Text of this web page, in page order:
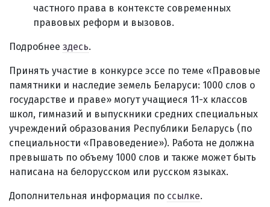
частного права в контексте современных
правовых реформ и вызовов.
Подробнее здесь.
Принять участие в конкурсе эссе по теме «Правовые
памятники и наследие земель Беларуси: 1000 слов о
государстве и праве» могут учащиеся 11-х классов
школ, гимназий и выпускники средних специальных
учреждений образования Республики Беларусь (по
специальности «Правоведение»). Работа не должна
превышать по объему 1000 слов и также может быть
написана на белорусском или русском языках.
Дополнительная информация по ссылке.